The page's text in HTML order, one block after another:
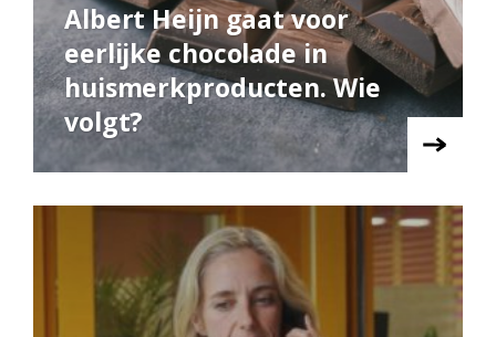
Albert Heijn gaat voor
eerlijke chocolade in
huismerkproducten. Wie
volgt?